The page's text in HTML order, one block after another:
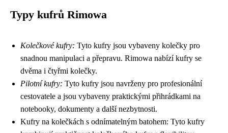
Typy kufrů Rimowa
Kolečkové kufry: Tyto kufry jsou vybaveny kolečky pro
snadnou manipulaci a přepravu. Rimowa nabízí kufry se
dvěma i čtyřmi kolečky.
Pilotní kufry: Tyto kufry jsou navrženy pro profesionální
cestovatele a jsou vybaveny praktickými přihrádkami na
notebooky, dokumenty a další nezbytnosti.
Kufry na kolečkách s odnímatelným batohem: Tyto kufry